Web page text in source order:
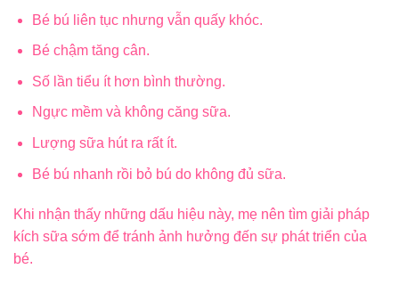
Bé bú liên tục nhưng vẫn quấy khóc.
Bé chậm tăng cân.
Số lần tiểu ít hơn bình thường.
Ngực mềm và không căng sữa.
Lượng sữa hút ra rất ít.
Bé bú nhanh rồi bỏ bú do không đủ sữa.
Khi nhận thấy những dấu hiệu này, mẹ nên tìm giải pháp
kích sữa sớm để tránh ảnh hưởng đến sự phát triển của
bé.